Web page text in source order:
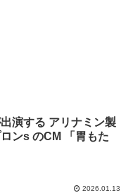
演する アリナミン製
「胃もた
2026.01.13